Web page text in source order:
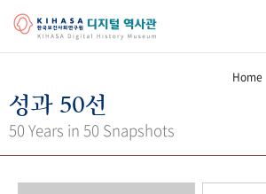
걸어온 길 기관 변천사
Home
성과 50선
50 Years in 50 Snapshots